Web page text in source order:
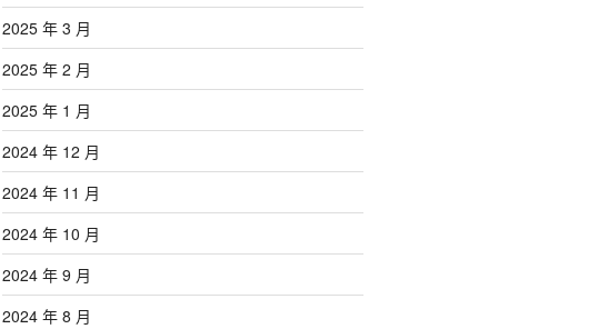
2025 年 3 月
2025 年 2 月
2025 年 1 月
2024 年 12 月
2024 年 11 月
2024 年 10 月
2024 年 9 月
2024 年 8 月